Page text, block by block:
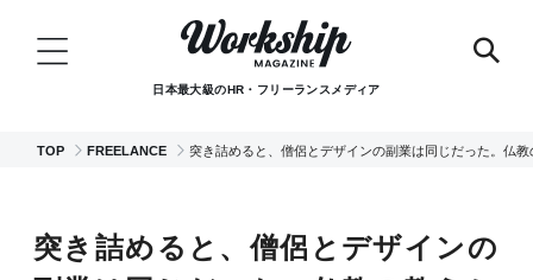
日本最大級のHR・フリーランスメディア
TOP FREELANCE 突き詰めると、僧侶とデザインの副業は同じだった。仏
突き詰めると、僧侶とデザインの